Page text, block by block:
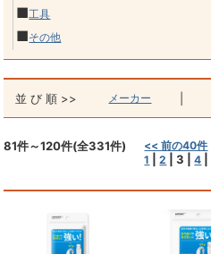
■工具
■その他
並 び 順 >> メーカー
81件～120件(全331件) << 前の40件
1
|2 |3 |4